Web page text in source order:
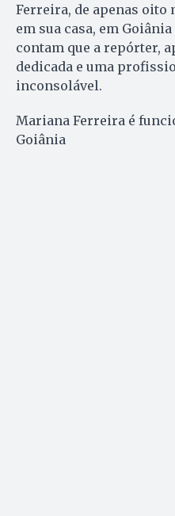
Ferreira, de apenas oito
em sua casa, em
contam que a repórter,
dedicada e uma
inconsolável.
Mariana Ferreira é
Goiânia